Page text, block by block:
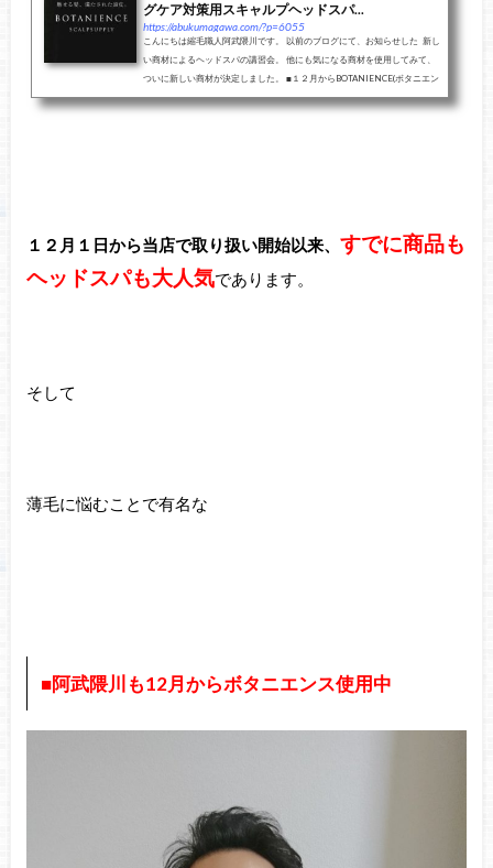
グケア対策用スキャルプヘッドスパ...
https://abukumagawa.com/?p=6055
こんにちは縮毛職人阿武隈川です。 以前のブログにて、お知らせした 新し
い商材によるヘッドスパの講習会。 他にも気になる商材を使用してみて、
ついに新しい商材が決定しました。 ■１２月からBOTANIENCE(ボタニエン
ス)by SUNCALL(サンコ...
１２月１日から当店で取り扱い開始以来、 すでに商品も
ヘッドスパも大人気であります。
そして
薄毛に悩むことで有名な
■阿武隈川も12月からボタニエンス使用中